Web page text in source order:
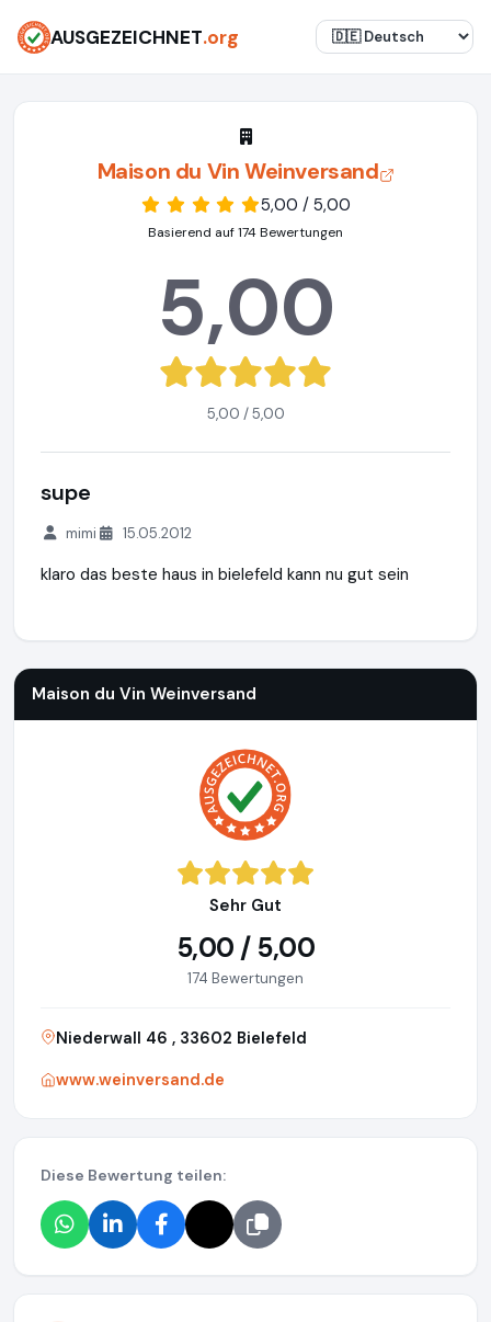
AUSGEZEICHNET.org
Maison du Vin Weinversand
5,00 / 5,00
Basierend auf 174 Bewertungen
5,00
5,00 / 5,00
supe
mimi 15.05.2012
klaro das beste haus in bielefeld kann nu gut sein
Maison du Vin Weinversand
Sehr Gut
5,00 / 5,00
174 Bewertungen
Niederwall 46 , 33602 Bielefeld
www.weinversand.de
Diese Bewertung teilen: